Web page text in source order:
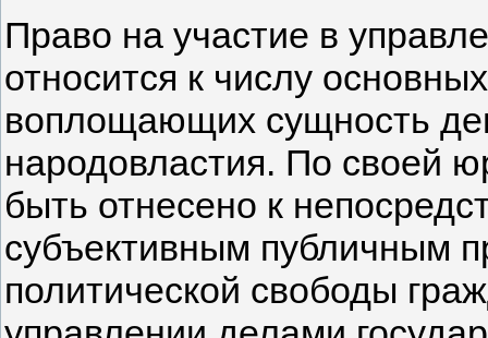
Право на участие в
относится к числу
воплощающих сущность
народовластия. По своей
быть отнесено к
субъективным публичным
политической свободы